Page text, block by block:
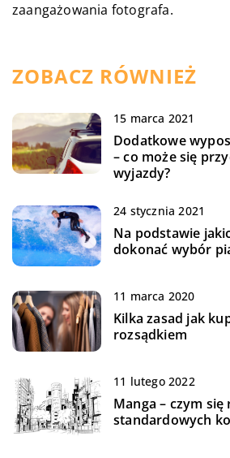
zaangażowania fotografa.
ZOBACZ RÓWNIEŻ
15 marca 2021
Dodatkowe
– co może się
wyjazdy?
24 stycznia 2021
Na podstawie
dokonać wybór
11 marca 2020
Kilka zasad jak
rozsądkiem
11 lutego 2022
Manga – czym się
standardowych